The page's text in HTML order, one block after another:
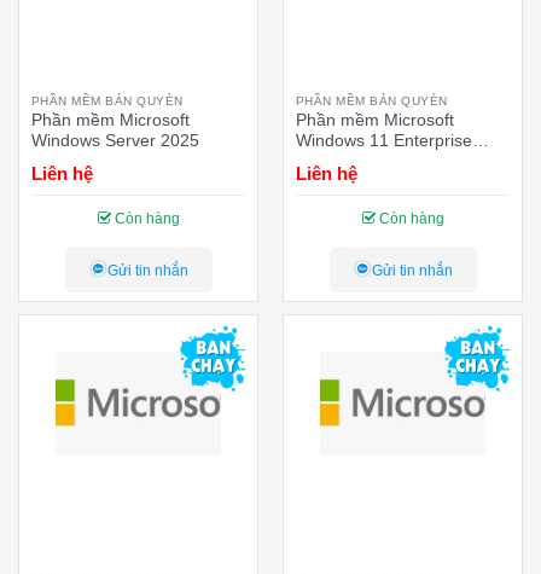
PHẦN MỀM BẢN QUYÈN
Phần mềm Microsoft
Windows Server 2025
Liên hệ
Còn hàng
Gửi tin nhắn
PHẦN MỀM BẢN QUYÈN
Phần mềm Microsoft
Windows 11 Enterprise
LTSC 2024 Upgrade
Liên hệ
Còn hàng
Gửi tin nhắn